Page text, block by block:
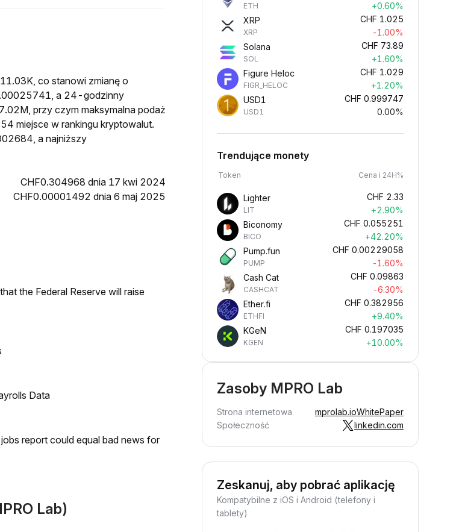
co stanowi zmianę o
a 24-godzinny
przy czym maksymalna podaż
miejsce w rankingu kryptowalut.
a najniższy
CHF0.304968 dnia 17 kwi 2024
CHF0.00001492 dnia 6 maj 2025
the Federal Reserve will raise
Data
report could equal bad news for
Lab)
ETH
+0.60%
XRP
XRP
CHF 1.025
-1.00%
Solana
SOL
CHF 73.89
+1.60%
Figure Heloc
FIGR_HELOC
CHF 1.029
+1.20%
USD1
USD1
CHF 0.999747
0.00%
Trendujące monety
Token Cena i 24H%
Lighter
LIT
CHF 2.33
+2.90%
Biconomy
BICO
CHF 0.055251
+42.20%
Pump.fun
PUMP
CHF 0.00229058
-1.60%
Cash Cat
CASHCAT
CHF 0.09863
-6.30%
Ether.fi
ETHFI
CHF 0.382956
+9.40%
KGeN
KGEN
CHF 0.197035
+10.00%
Zasoby MPRO Lab
Strona internetowa mprolab.ioWhitePaper
Społeczność
linkedin.com
Zeskanuj, aby pobrać aplikację
Kompatybilne z iOS i Android (telefony i
tablety)